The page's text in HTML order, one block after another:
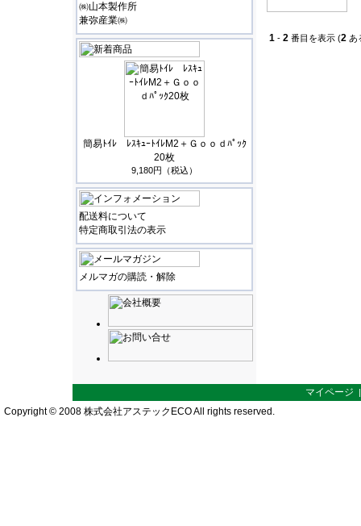
㈱山本製作所
兼弥産業㈱
簡易ﾄｲﾚ ﾚｽｷｭｰﾄｲﾚM2＋Ｇｏｏｄﾊﾟｯｸ
20枚
9,180円（税込）
配送料について
特定商取引法の表示
メルマガの購読・解除
1 - 2 番目を表示 (2 あ
マイページ
Copyright © 2008 株式会社アステックECO All rights reserved.